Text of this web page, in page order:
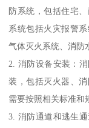
防系统，包括住宅
系统包括火灾报警
气体灭火系统、消防
2. 消防设备安装：
装，包括灭火器、
需要按照相关标准和
3. 消防通道和逃生